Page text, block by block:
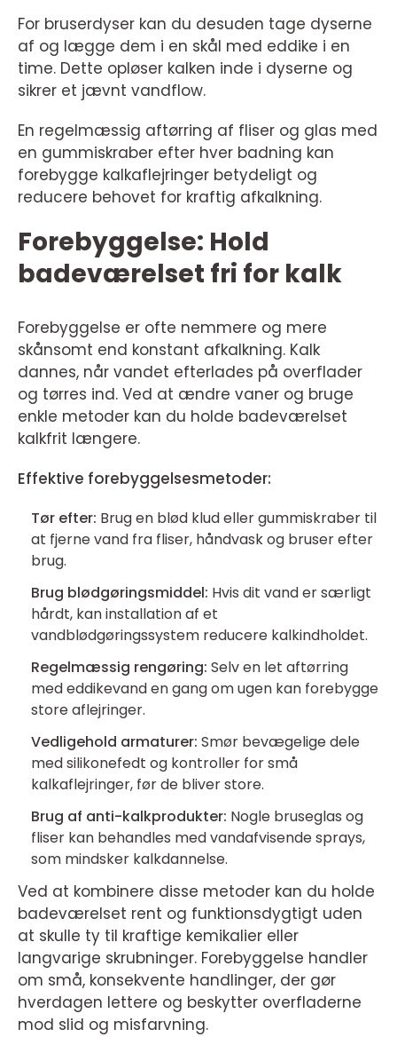
For bruserdyser kan du desuden tage dyserne
af og lægge dem i en skål med eddike i en
time. Dette opløser kalken inde i dyserne og
sikrer et jævnt vandflow.
En regelmæssig aftørring af fliser og glas med
en gummiskraber efter hver badning kan
forebygge kalkaflejringer betydeligt og
reducere behovet for kraftig afkalkning.
Forebyggelse: Hold
badeværelset fri for kalk
Forebyggelse er ofte nemmere og mere
skånsomt end konstant afkalkning. Kalk
dannes, når vandet efterlades på overflader
og tørres ind. Ved at ændre vaner og bruge
enkle metoder kan du holde badeværelset
kalkfrit længere.
Effektive forebyggelsesmetoder:
Tør efter: Brug en blød klud eller gummiskraber til
at fjerne vand fra fliser, håndvask og bruser efter
brug.
Brug blødgøringsmiddel: Hvis dit vand er særligt
hårdt, kan installation af et
vandblødgøringssystem reducere kalkindholdet.
Regelmæssig rengøring: Selv en let aftørring
med eddikevand en gang om ugen kan forebygge
store aflejringer.
Vedligehold armaturer: Smør bevægelige dele
med silikonefedt og kontroller for små
kalkaflejringer, før de bliver store.
Brug af anti-kalkprodukter: Nogle bruseglas og
fliser kan behandles med vandafvisende sprays,
som mindsker kalkdannelse.
Ved at kombinere disse metoder kan du holde
badeværelset rent og funktionsdygtigt uden
at skulle ty til kraftige kemikalier eller
langvarige skrubninger. Forebyggelse handler
om små, konsekvente handlinger, der gør
hverdagen lettere og beskytter overfladerne
mod slid og misfarvning.